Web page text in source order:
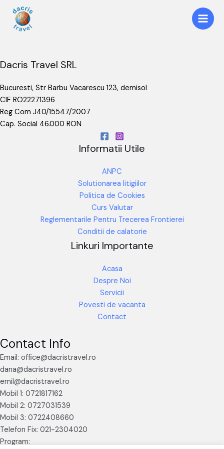
Dacris Travel SRL
Bucuresti, Str Barbu Vacarescu 123, demisol
CIF RO22271396
Reg Com J40/15547/2007
Cap. Social 46.000 RON
Informatii Utile
ANPC
Solutionarea litigiilor
Politica de Cookies
Curs Valutar
Reglementarile Pentru Trecerea Frontierei
Conditii de calatorie
Linkuri Importante
Acasa
Despre Noi
Servicii
Povesti de vacanta
Contact
Contact Info
Email: office@dacristravel.ro
dana@dacristravel.ro
emil@dacristravel.ro
Mobil 1: 0721817162
Mobil 2: 0727031539
Mobil 3: 0722408660
Telefon Fix: 021-2304020
Program: